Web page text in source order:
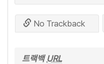
No Trackback
트랙백 URL